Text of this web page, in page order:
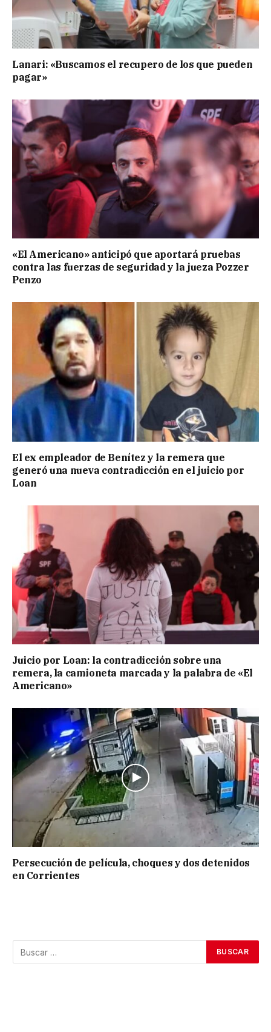
Lanari: «Buscamos el recupero de los que pueden
pagar»
«El Americano» anticipó que aportará pruebas
contra las fuerzas de seguridad y la jueza Pozzer
Penzo
El ex empleador de Benítez y la remera que
generó una nueva contradicción en el juicio por
Loan
Juicio por Loan: la contradicción sobre una
remera, la camioneta marcada y la palabra de «El
Americano»
Persecución de película, choques y dos detenidos
en Corrientes